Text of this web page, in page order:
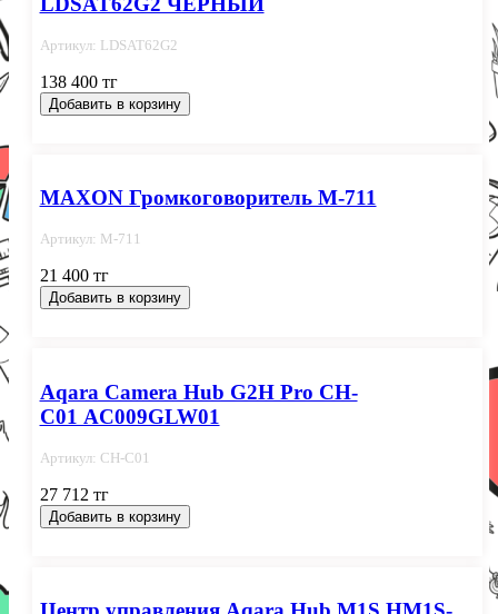
Артикул: LDSAT62G2
138 400 тг
Добавить в корзину
MAXON Громкоговоритель M-711
Артикул: M-711
21 400 тг
Добавить в корзину
Aqara Camera Hub G2H Pro CH-
C01 AC009GLW01
Артикул: CH-C01
27 712 тг
Добавить в корзину